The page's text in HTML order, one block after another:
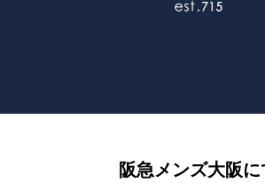
阪急メンズ大阪に